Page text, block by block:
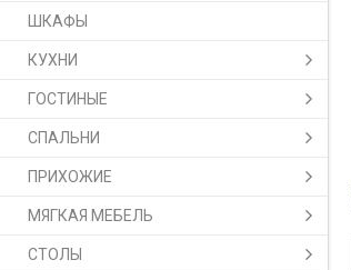
ШКАФЫ
КУХНИ
ГОСТИНЫЕ
СПАЛЬНИ
ПРИХОЖИЕ
МЯГКАЯ МЕБЕЛЬ
СТОЛЫ